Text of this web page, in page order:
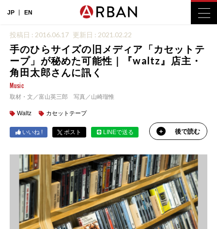
JP EN
投稿日 : 2016.06.17 更新日 : 2021.02.22
手のひらサイズの旧メディア「カセットテ
ープ」が秘めた可能性｜『waltz』店主・
角田太郎さんに訊く
Music
取材・文／富山英三郎 写真／山崎瑠惟
Waltz カセットテープ
いいね ! ポスト LINEで送る 後で読む